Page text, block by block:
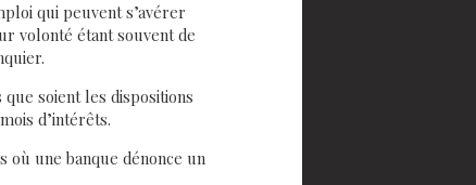
qui peuvent s’avérer
volonté étant souvent de
soient les dispositions
d’intérêts.
où une banque dénonce un